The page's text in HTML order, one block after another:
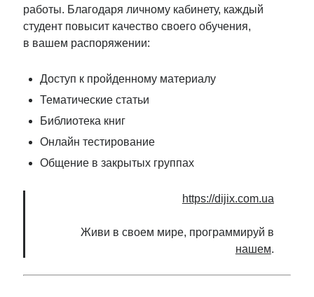
работы. Благодаря личному кабинету, каждый
студент повысит качество своего обучения,
в вашем распоряжении:
Доступ к пройденному материалу
Тематические статьи
Библиотека книг
Онлайн тестирование
Общение в закрытых группах
https://dijix.com.ua
Живи в своем мире, программируй в
нашем.